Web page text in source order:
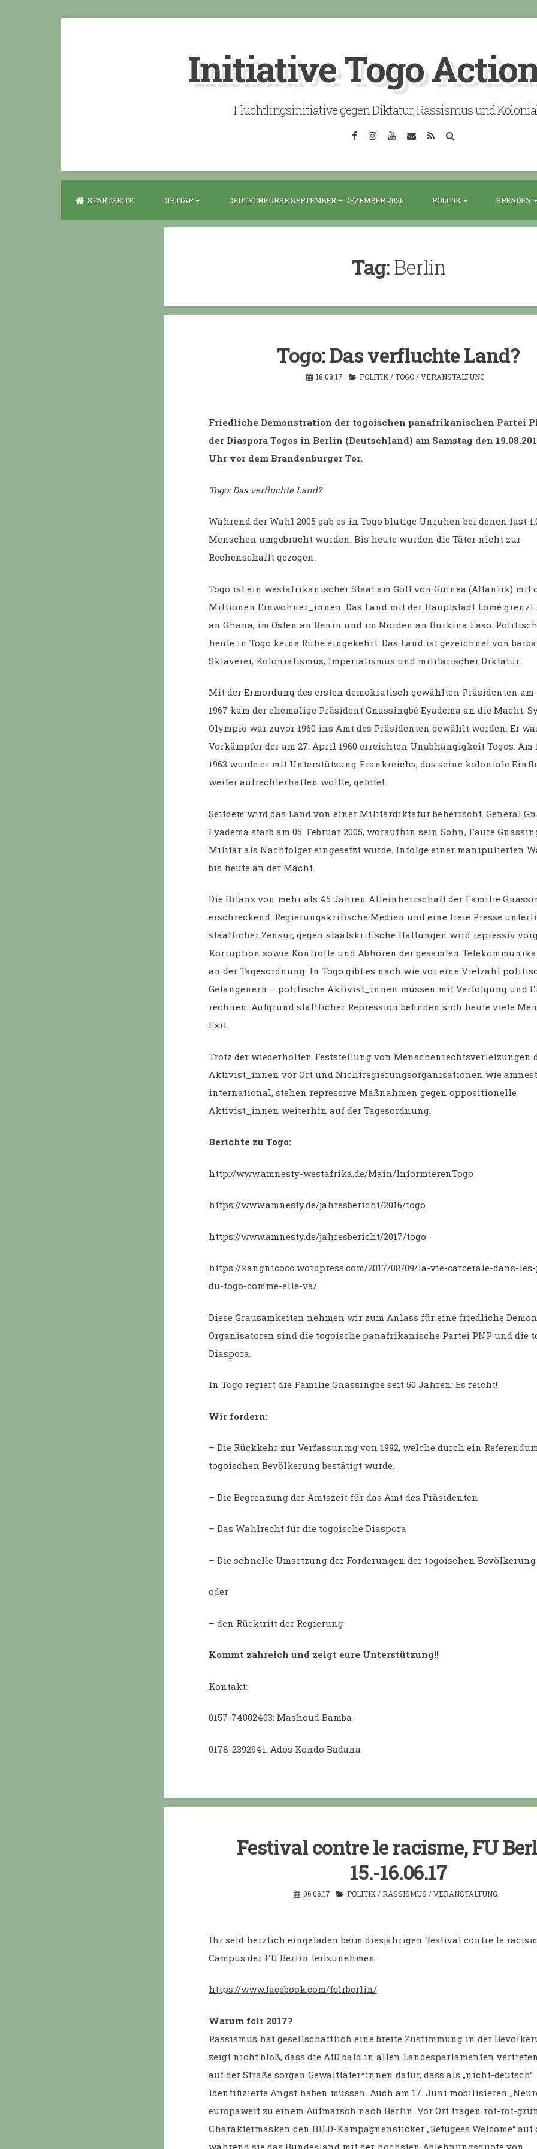
Initiative Togo
Flüchtlingsinitiative gegen Diktatur, Rassismus und
FacebookInstagramYouTube
EmailRSS
STARTSEITE DIE ITAP DEUTSCHKURSE SEPTEMBER – DEZEMBER 2026 POLITIK SPENDEN
Tag:Berlin
Togo: Das verfluchte Land?
18.08.17 POLITIK/TOGO/VERANSTALTUNG
Friedliche Demonstration der togoischen panafrikanischen Partei
der Diaspora Togos in Berlin (Deutschland) am Samstag den
Uhr vor dem Brandenburger Tor.
Togo: Das verfluchte Land?
Während der Wahl 2005 gab es in Togo blutige Unruhen bei denen fast
Menschen umgebracht wurden. Bis heute wurden die Täter nicht zur
Rechenschafft gezogen.
Togo ist ein westafrikanischer Staat am Golf von Guinea (Atlantik) mit
Millionen Einwohner_innen. Das Land mit der Hauptstadt Lomé grenzt
an Ghana, im Osten an Benin und im Norden an Burkina Faso.
heute in Togo keine Ruhe eingekehrt: Das Land ist gezeichnet von
Sklaverei, Kolonialismus, Imperialismus und militärischer Diktatur.
Mit der Ermordung des ersten demokratisch gewählten Präsidenten am
1967 kam der ehemalige Präsident Gnassingbé Eyadema an die Macht.
Olympio war zuvor 1960 ins Amt des Präsidenten gewählt worden. Er
Vorkämpfer der am 27. April 1960 erreichten Unabhängigkeit Togos. Am
1963 wurde er mit Unterstützung Frankreichs, das seine koloniale
weiter aufrechterhalten wollte, getötet.
Seitdem wird das Land von einer Militärdiktatur beherrscht. General
Eyadema starb am 05. Februar 2005, woraufhin sein Sohn, Faure
Militär als Nachfolger eingesetzt wurde. Infolge einer manipulierten
bis heute an der Macht.
Die Bilanz von mehr als 45 Jahren Alleinherrschaft der Familie
erschreckend: Regierungskritische Medien und eine freie Presse
staatlicher Zensur, gegen staatskritische Haltungen wird repressiv
Korruption sowie Kontrolle und Abhören der gesamten
an der Tagesordnung. In Togo gibt es nach wie vor eine Vielzahl
Gefangenern – politische Aktivist_innen müssen mit Verfolgung und
rechnen. Aufgrund stattlicher Repression befinden sich heute viele
Exil.
Trotz der wiederholten Feststellung von Menschenrechtsverletzungen
Aktivist_innen vor Ort und Nichtregierungsorganisationen wie
international, stehen repressive Maßnahmen gegen oppositionelle
Aktivist_innen weiterhin auf der Tagesordnung.
Berichte zu Togo:
http://www.amnesty-westafrika.de/Main/InformierenTogo
https://www.amnesty.de/jahresbericht/2016/togo
https://www.amnesty.de/jahresbericht/2017/togo
https://kangnicoco.wordpress.com/2017/08/09/la-vie-carcerale-dans-
du-togo-comme-elle-va/
Diese Grausamkeiten nehmen wir zum Anlass für eine friedliche
Organisatoren sind die togoische panafrikanische Partei PNP und die
Diaspora.
In Togo regiert die Familie Gnassingbe seit 50 Jahren: Es reicht!
Wir fordern:
– Die Rückkehr zur Verfassunmg von 1992, welche durch ein
togoischen Bevölkerung bestätigt wurde.
– Die Begrenzung der Amtszeit für das Amt des Präsidenten
– Das Wahlrecht für die togoische Diaspora
– Die schnelle Umsetzung der Forderungen der togoischen Bevölkerung
oder
– den Rücktritt der Regierung
Kommt zahreich und zeigt eure Unterstützung!!
Kontakt:
0157-74002403: Mashoud Bamba
0178-2392941: Ados Kondo Badana
Festival contre le racisme, FU
15.-16.06.17
06.06.17 POLITIK/ RASSISMUS /VERANSTALTUNG
Ihr seid herzlich eingeladen beim diesjährigen ‘festival contre le
Campus der FU Berlin teilzunehmen.
https://www.facebook.com/fclrberlin/
Warum fclr 2017?
Rassismus hat gesellschaftlich eine breite Zustimmung in der
zeigt nicht bloß, dass die AfD bald in allen Landesparlamenten
auf der Straße sorgen Gewalttäter*innen dafür, dass als „nicht-deutsch“
Identifizierte Angst haben müssen. Auch am 17. Juni mobilisieren
europaweit zu einem Aufmarsch nach Berlin. Vor Ort tragen rot-rot-
Charaktermasken den BILD-Kampagnensticker „Refugees Welcome“ auf
während sie das Bundesland mit der höchsten Ablehnungsquote von